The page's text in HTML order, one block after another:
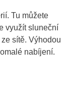
Tu můžete
využít sluneční
sítě. Výhodou
nabíjení.